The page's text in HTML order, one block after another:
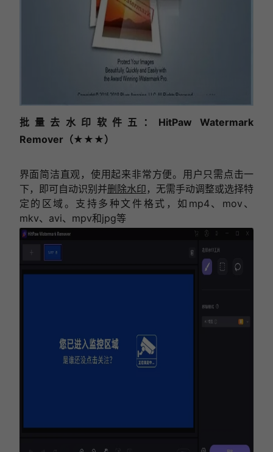
批量去水印软件五：HitPaw Watermark
Remover （★★★）
界面简洁直观，使用起来非常方便。用户只需点击一
下，即可自动识别并删除水印 ，无需手动调整或选择特
定的区域。支持多种文件格式，如mp4、mov、
mkv、avi、mpv和jpg等